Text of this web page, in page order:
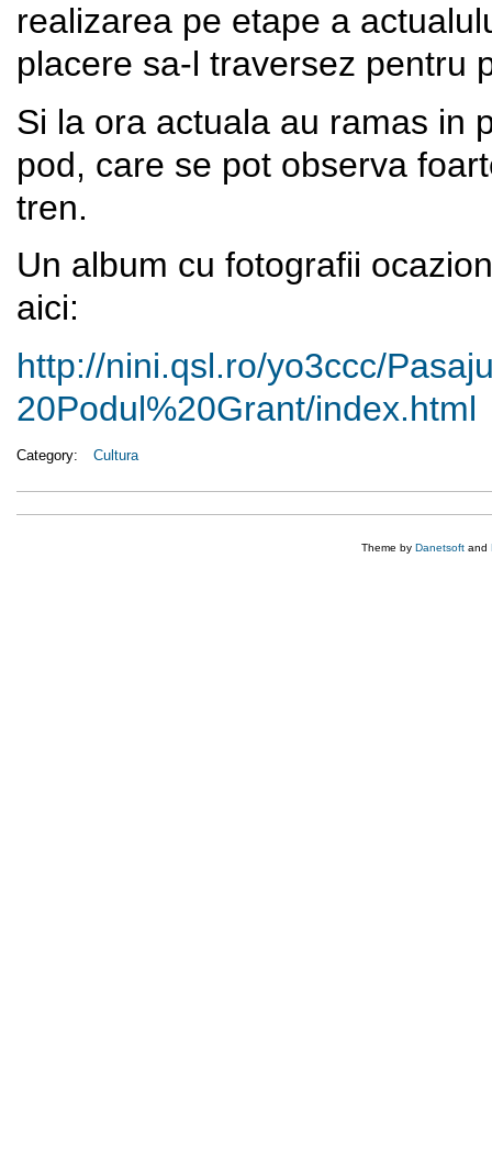
realizarea pe etape a
placere sa-l traversez
Si la ora actuala au ramas in
pod, care se pot observa
tren.
Un album cu fotografii
aici:
http://nini.qsl.ro/yo3ccc/
20Podul%20Grant/index.html
Category: Cultura
Theme by Danetsoft and